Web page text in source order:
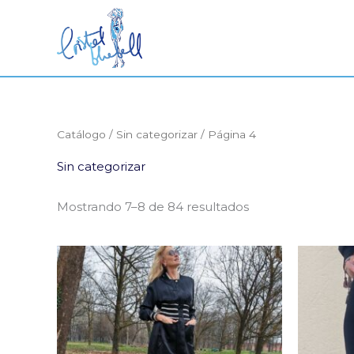
contenido
Catálogo / Sin categorizar / Página 4
Sin categorizar
Mostrando 7–8 de 84 resultados
El
precio
original
era:
4.500,00€.
El
precio
actual
es:
900,00€.